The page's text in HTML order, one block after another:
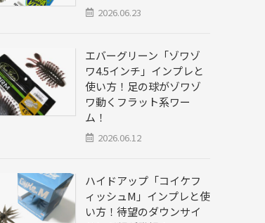
2026.06.23
エバーグリーン「ゾワゾ
ワ4.5インチ」インプレと
使い方！足の球がゾワゾ
ワ動くフラット系ワー
ム！
2026.06.12
ハイドアップ「コイケフ
ィッシュM」インプレと使
い方！待望のダウンサイ